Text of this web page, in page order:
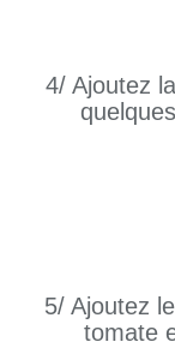
4/ Ajoutez
5/ Ajoutez
tomate